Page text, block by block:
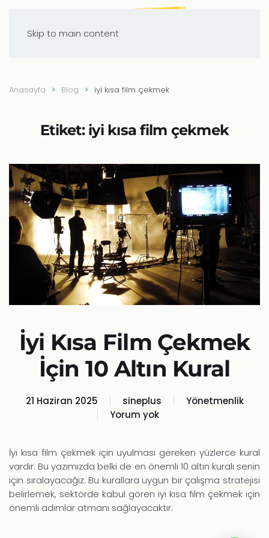
Skip to main content
Anasayfa Blog iyi kısa film çekmek
Etiket: iyi kısa film çekmek
İyi Kısa Film Çekmek
İçin 10 Altın Kural
21 Haziran 2025 sineplus
Yönetmenlik
Yorum yok
İyi
Film
Çekmek
İçin
10
Altın
Kural
İyi kısa film çekmek için uyulması gereken yüzlerce kural
vardır. Bu yazımızda belki de en önemli 10 altın kuralı senin
için sıralayacağız. Bu kurallara uygun bir çalışma stratejisi
belirlemek, sektörde kabul gören iyi kısa film çekmek için
önemli adımlar atmanı sağlayacaktır.